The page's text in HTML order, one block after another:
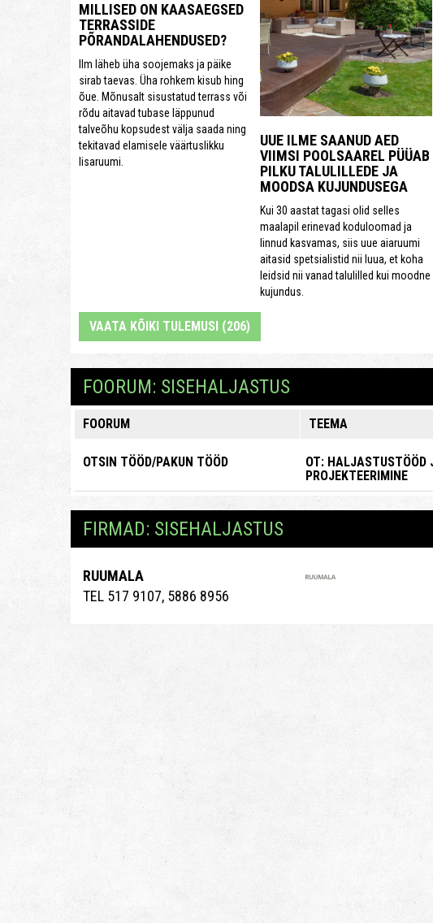
MILLISED ON KAASAEGSED
TERRASSIDE
PÕRANDALAHENDUSED?
Ilm läheb üha soojemaks ja päike
sirab taevas. Üha rohkem kisub hing
õue. Mõnusalt sisustatud terrass või
rõdu aitavad tubase läppunud
talveõhu kopsudest välja saada ning
tekitavad elamisele väärtuslikku
lisaruumi.
UUE ILME SAANUD AED
VIIMSI POOLSAAREL PÜÜAB
PILKU TALULILLEDE JA
MOODSA KUJUNDUSEGA
Kui 30 aastat tagasi olid selles
maalapil erinevad koduloomad ja
linnud kasvamas, siis uue aiaruumi
aitasid spetsialistid nii luua, et koha
leidsid nii vanad talulilled kui moodne
kujundus.
VAATA KÕIKI TULEMUSI (206)
FOORUM: SISEHALJASTUS
FOORUM TEEMA
OTSIN TÖÖD/PAKUN TÖÖD
OT: HALJASTUSTÖÖD
PROJEKTEERIMINE
FIRMAD: SISEHALJASTUS
RUUMALA
TEL 517 9107, 5886 8956